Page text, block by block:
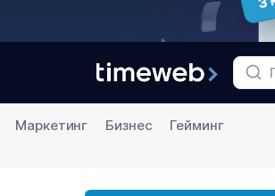
Маркетинг Бизнес
Гейминг